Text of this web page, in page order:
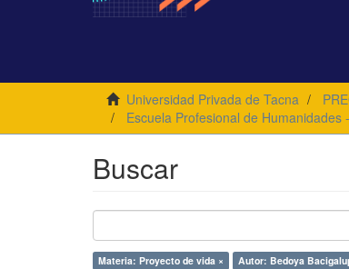
Universidad Privada de Tacna
Escuela Profesional de Humanidades
Buscar
Materia: Proyecto de vida × Autor: Bedoya